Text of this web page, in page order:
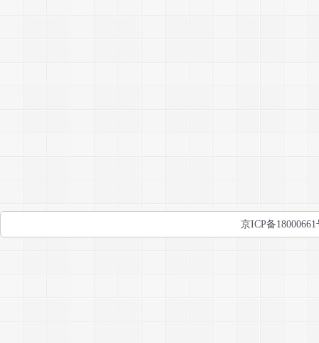
京ICP备18000661